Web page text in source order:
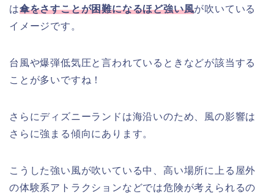
は傘をさすことが困難になるほど強い風が吹いている
イメージです。
台風や爆弾低気圧と言われているときなどが該当する
ことが多いですね！
さらにディズニーランドは海沿いのため、風の影響は
さらに強まる傾向にあります。
こうした強い風が吹いている中、高い場所に上る屋外
の体験系アトラクションなどでは危険が考えられるの